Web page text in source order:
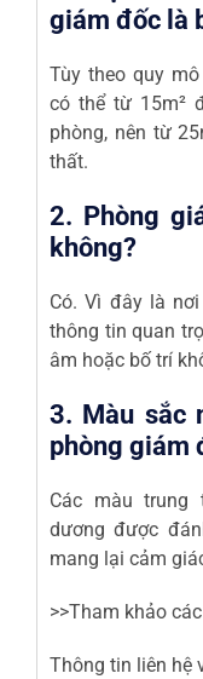
giám đốc là
Tùy theo quy
có thể từ 15m²
phòng, nên từ
thất.
2. Phòng
không?
Có. Vì đây là
thông tin quan
âm hoặc bố trí
3. Màu sắc
phòng giám
Các màu trung
dương được
mang lại cảm
>>Tham khảo
Thông tin liên hệ